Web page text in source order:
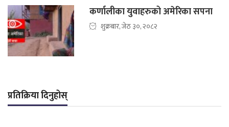
कर्णालीका युवाहरुको अमेरिका सपना
शुक्रबार, जेठ ३०, २०८२
प्रतिक्रिया दिनुहोस्